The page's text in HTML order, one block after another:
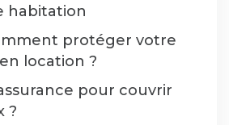
habitation
protéger votre
location ?
pour couvrir
?